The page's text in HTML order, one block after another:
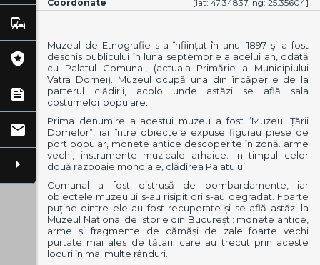
Coordonate
[lat: 47.34837 ,lng: 25.35604]
Muzeul de Etnografie s-a înfiinţat în anul 1897 şi a fost
deschis publicului în luna septembrie a acelui an, odată
cu Palatul Comunal, (actuala Primărie a Municipiului
Vatra Dornei). Muzeul ocupă una din încăperile de la
parterul clădirii, acolo unde astăzi se află sala
costumelor populare.
Prima denumire a acestui muzeu a fost “Muzeul Ţării
Domelor”, iar între obiectele expuse figurau piese de
port popular, monete antice descoperite în zonă. arme
vechi, instrumente muzicale arhaice. În timpul celor
două războaie mondiale, clădirea Palatului
Comunal a fost distrusă de bombardamente, iar
obiectele muzeului s-au risipit ori s-au degradat. Foarte
puţine dintre ele au fost recuperate şi se află astăzi la
Muzeul Naţional de Istorie din Bucureşti: monete antice,
arme şi fragmente de cămăşi de zale foarte vechi
purtate mai ales de tătarii care au trecut prin aceste
locuri în mai multe rânduri.
commute
local_police
feed
mail
arrow_right